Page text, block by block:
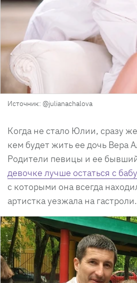
Источник: @julianachalova
Когда не стало Юлии, сразу
кем будет жить ее дочь Вера
Родители певицы и ее
девочке лучше остаться с
с которыми она всегда
артистка уезжала на гастроли.